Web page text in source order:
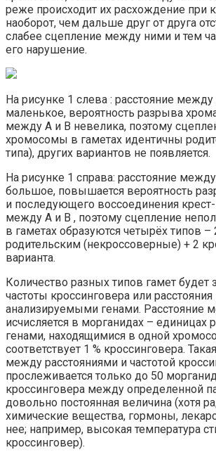
реже происходит их расхождение при
наоборот, чем дальше друг от друга
слабее сцепление между ними и тем
его нарушение.
На рисунке 1 слева : расстояние
маленькое, вероятность разрыва
между А и В невелика, поэтому
хромосомы в гаметах идентичны
типа), других вариантов не появляется.
На рисунке 1 справа: расстояние
большое, повышается вероятность
и последующего воссоединения
между А и В , поэтому сцепление
в гаметах образуются четырёх типов
родительским (некроссоверные) + 2
варианта.
Количество разных типов гамет будет
частоты кроссинговера или
анализируемыми генами. Расстояние
исчисляется в морганидах – единицах
генами, находящимися в одной
соответствует 1 % кроссинговера.
между расстояниями и частотой
прослеживается только до 50
кроссинговера между определенной
довольно постоянная величина (хотя
химические вещества, гормоны,
нее; например, высокая температура
кроссинговер).